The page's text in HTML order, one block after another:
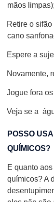
mãos limpas);
Retire o
cano
Espere a
Novamente,
Jogue fora
Veja se a
POSSO
QUÍMICOS?
E quanto
químicos? A